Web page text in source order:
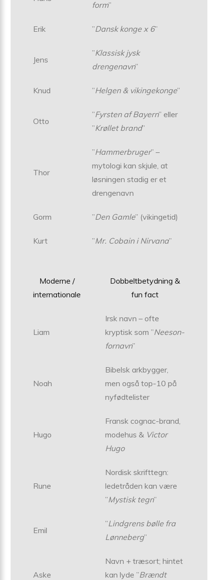
form”
Erik ”Dansk konge x 6”
Jens
”Klassisk jysk
drengenavn”
Knud ”Helgen & vikingekonge”
Otto
”Fyrsten af Bayern” eller
”Krøllet brand”
Thor
”Hammerbruger” –
mytologi kan skjule, at
løsningen stadig er et
drengenavn
Gorm ”Den Gamle” (vikingetid)
Kurt ”Mr. Cobain i Nirvana”
Moderne /
internationale
Dobbeltbetydning &
fun fact
Liam
Irsk navn – ofte
kryptisk som ”Neeson-
fornavn”
Noah
Bibelsk arkbygger,
men også top-10 på
nyfødtelister
Hugo
Fransk cognac-brand,
modehus & Victor
Hugo
Rune
Nordisk skrifttegn:
ledetråden kan være
”Mystisk tegn”
Emil
”Lindgrens bølle fra
Lønneberg”
Aske
Navn + træsort; hintet
kan lyde ”Brændt